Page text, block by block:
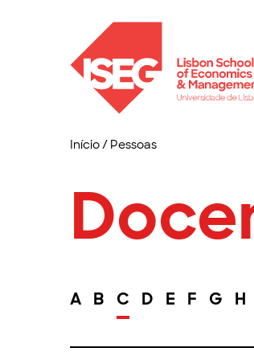
Início/ Pessoas
A B C D E F G H